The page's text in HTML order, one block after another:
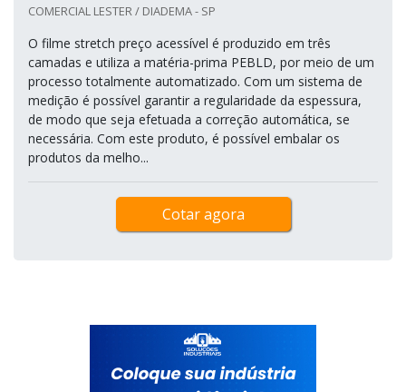
COMERCIAL LESTER / DIADEMA - SP
O filme stretch preço acessível é produzido em três
camadas e utiliza a matéria-prima PEBLD, por meio de um
processo totalmente automatizado. Com um sistema de
medição é possível garantir a regularidade da espessura,
de modo que seja efetuada a correção automática, se
necessária. Com este produto, é possível embalar os
produtos da melho...
Cotar agora